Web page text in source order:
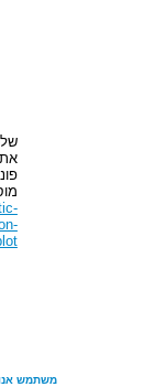
שלום
את
plot/
משתמש